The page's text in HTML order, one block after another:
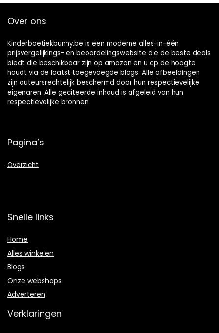
Over ons
Kinderboetiekbunny.be is een moderne alles-in-één
prijsvergelijkings- en beoordelingswebsite die de beste deals
biedt die beschikbaar zijn op amazon en u op de hoogte
houdt via de laatst toegevoegde blogs. Alle afbeeldingen
zijn auteursrechtelijk beschermd door hun respectievelijke
eigenaren. Alle geciteerde inhoud is afgeleid van hun
respectievelijke bronnen.
Pagina’s
Overzicht
Snelle links
Home
Alles winkelen
Blogs
Onze webshops
Adverteren
Verklaringen